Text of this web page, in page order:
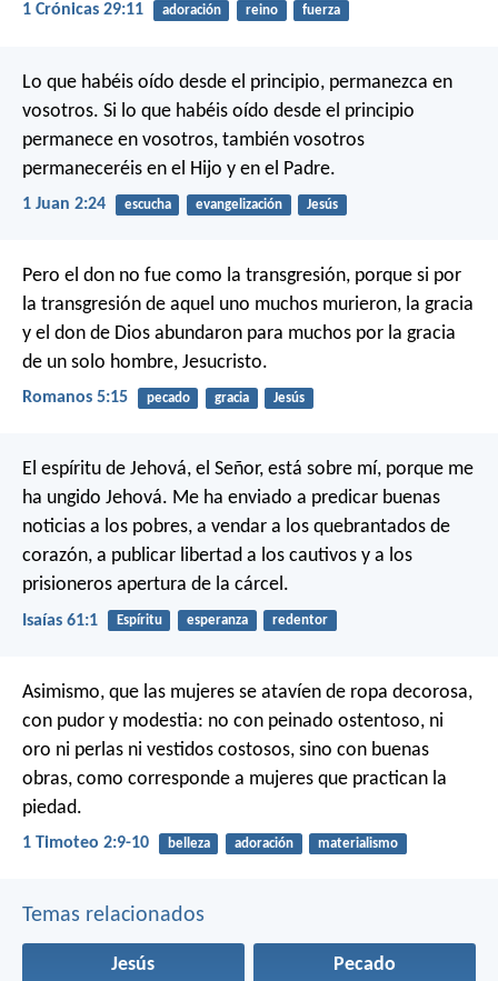
1 Crónicas 29:11 adoración reino fuerza
Lo que habéis oído desde el principio, permanezca en
vosotros. Si lo que habéis oído desde el principio
permanece en vosotros, también vosotros
permaneceréis en el Hijo y en el Padre.
1 Juan 2:24 escucha evangelización Jesús
Pero el don no fue como la transgresión, porque si por
la transgresión de aquel uno muchos murieron, la gracia
y el don de Dios abundaron para muchos por la gracia
de un solo hombre, Jesucristo.
Romanos 5:15 pecado gracia Jesús
El espíritu de Jehová, el Señor, está sobre mí, porque me
ha ungido Jehová. Me ha enviado a predicar buenas
noticias a los pobres, a vendar a los quebrantados de
corazón, a publicar libertad a los cautivos y a los
prisioneros apertura de la cárcel.
Isaías 61:1 Espíritu esperanza redentor
Asimismo, que las mujeres se atavíen de ropa decorosa,
con pudor y modestia: no con peinado ostentoso, ni
oro ni perlas ni vestidos costosos, sino con buenas
obras, como corresponde a mujeres que practican la
piedad.
1 Timoteo 2:9-10 belleza adoración materialismo
Temas relacionados
Jesús Pecado